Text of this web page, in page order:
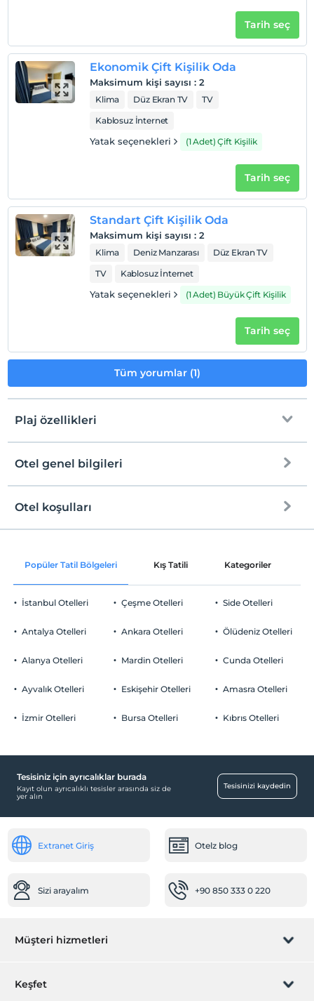
Tarih seç
Ekonomik Çift Kişilik Oda
Maksimum kişi sayısı : 2
Klima Düz Ekran TV
TV
Kablosuz İnternet
Yatak seçenekleri (1 Adet) Çift Kişilik
Tarih seç
Standart Çift Kişilik Oda
Maksimum kişi sayısı : 2
Klima Deniz Manzarası
Düz Ekran TV
TV
Kablosuz İnternet
Yatak seçenekleri (1 Adet) Büyük Çift Kişilik
Tarih seç
Tüm yorumlar (1)
Plaj özellikleri
Plaja 900 metre mesafededir
Kum plaj
Otel genel bilgileri
Ortak alanlar ve tüm odalar
Otopark
Ücretsiz Halka Açık Otopark
Havuz
Aile odaları
Restoranda bebek sandalyesi
Hastaneye kolay ulaşım (15 dakika)
Otel koşulları
Check/in
Check/out
En geç saat 12:00 ve öncesi
Evcil Hayvan
Tesisimizde sadece 18 ile 90 yaşları arasındaki misafirler kabul
Çocuklar
Popüler Tatil Bölgeleri Kış Tatili Kategoriler
İstanbul Otelleri
Antalya Otelleri
Alanya Otelleri
Ayvalık Otelleri
İzmir Otelleri
Çeşme Otelleri
Ankara Otelleri
Mardin Otelleri
Eskişehir Otelleri
Bursa Otelleri
Side Otelleri
Ölüdeniz Otelleri
Cunda Otelleri
Amasra Otelleri
Kıbrıs Otelleri
Tesisiniz için ayrıcalıklar burada
Kayıt olun ayrıcalıklı tesisler arasında siz de
yer alın
Tesisinizi kaydedin
Extranet Giriş Otelz blog
Sizi arayalım +90 850 333 0 220
Müşteri hizmetleri
Rezervasyon yönet
Keşfet